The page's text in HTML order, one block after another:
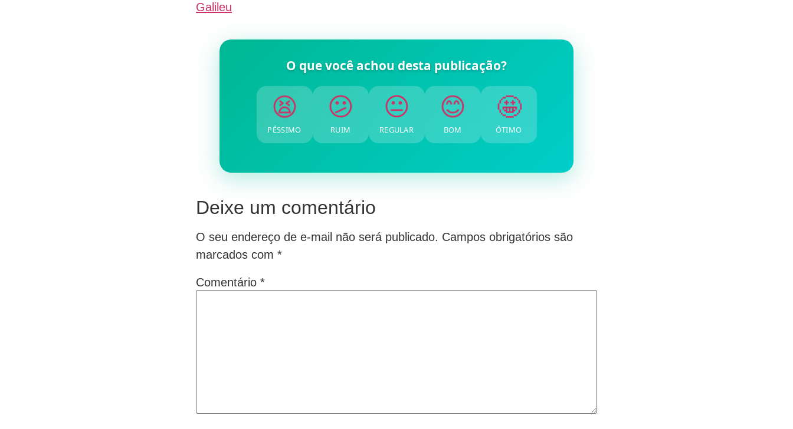
Galileu
O que você achou desta publicação?
😫
PÉSSIMO
😕
RUIM
😐
REGULAR
😊
BOM
🤩
ÓTIMO
Deixe um comentário
O seu endereço de e-mail não será publicado. Campos obrigatórios são
marcados com *
Comentário *